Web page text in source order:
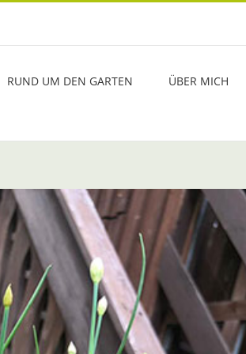
RUND UM DEN GARTEN ÜBER MICH